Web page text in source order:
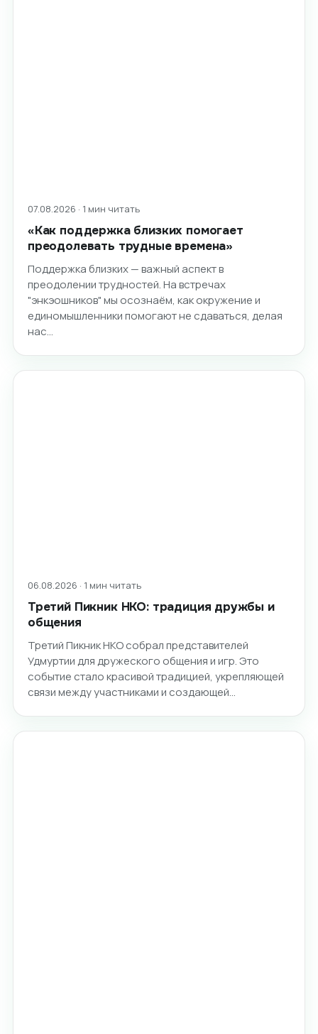
07.08.2026 · 1 мин читать
«Как поддержка близких помогает
преодолевать трудные времена»
Поддержка близких — важный аспект в
преодолении трудностей. На встречах
"энкэошников" мы осознаём, как окружение и
единомышленники помогают не сдаваться, делая
нас…
06.08.2026 · 1 мин читать
Третий Пикник НКО: традиция дружбы и
общения
Третий Пикник НКО собрал представителей
Удмуртии для дружеского общения и игр. Это
событие стало красивой традицией, укрепляющей
связи между участниками и создающей…